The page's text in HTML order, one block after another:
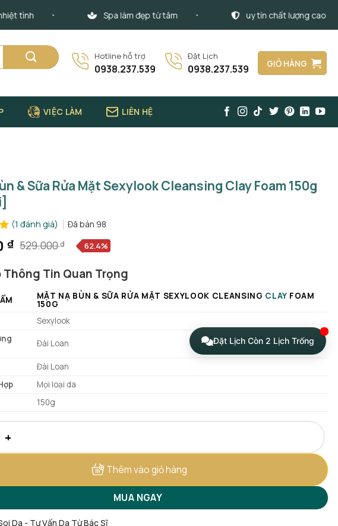
tình Spa làm đẹp từ tâm uy tín chất lượng cao
Hotline hỗ trợ
0938.237.539
Đặt Lịch
0938.237.539 GIỎ HÀNG
VIỆC LÀM LIÊN HỆ
& Sữa Rửa Mặt Sexylook Cleansing Clay Foam 150g
(1 đánh giá) Đã bán 98
529.000₫
₫ 62.4%
Thông Tin Quan Trọng
MẶT NẠ BÙN & SỮA RỬA MẶT SEXYLOOK CLEANSING CLAY FOAM
150G
Sexylook
Đài Loan
Đài Loan
Mọi loại da
150g
Thêm vào giỏ hàng
MUA NGAY
Da - Tư Vấn Da Từ Bác Sĩ
Đặt Lịch Còn 2 Lịch Trống